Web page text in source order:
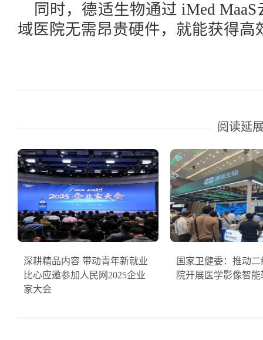
同时， 德适生物通过 iMed
域医院无需昂贵硬件，就能获得
阅读延
深耕精品内容 带动青年新就业
比心应邀参加人民网2025企业
家大会
国家卫健委：推动
院开展医学影像智